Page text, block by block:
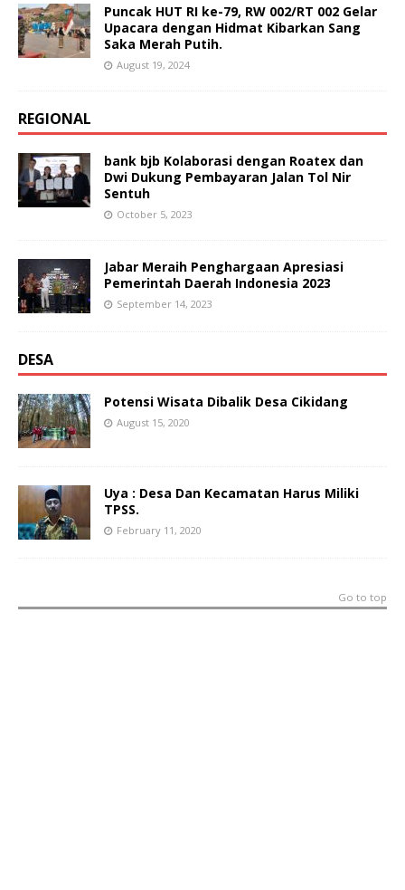
Puncak HUT RI ke-79, RW 002/RT 002 Gelar
Upacara dengan Hidmat Kibarkan Sang
Saka Merah Putih.
August 19, 2024
REGIONAL
bank bjb Kolaborasi dengan Roatex dan
Dwi Dukung Pembayaran Jalan Tol Nir
Sentuh
October 5, 2023
Jabar Meraih Penghargaan Apresiasi
Pemerintah Daerah Indonesia 2023
September 14, 2023
DESA
Potensi Wisata Dibalik Desa Cikidang
August 15, 2020
Uya : Desa Dan Kecamatan Harus Miliki
TPSS.
February 11, 2020
Go to top